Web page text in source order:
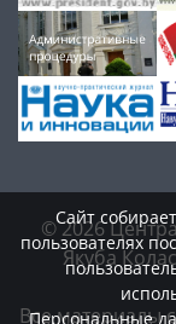
© 2026
Якуба
Все материалы
Сайт
пользователях
Персональные